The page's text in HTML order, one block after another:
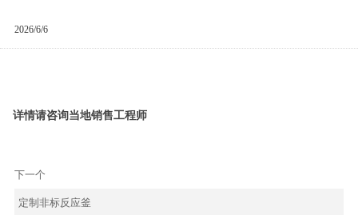
2026/6/6
详情请咨询当地销售工程师
下一个
定制非标反应釜